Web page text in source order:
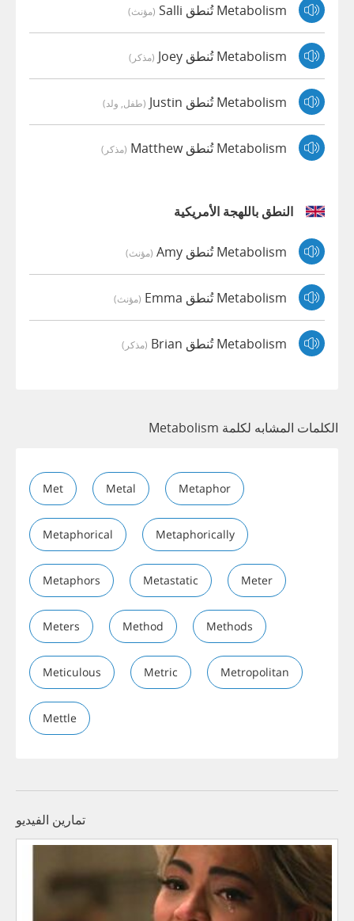
Metabolism تُنطق Salli (مؤنث)
Metabolism تُنطق Joey (مذكر)
Metabolism تُنطق Justin (طفل, ولد)
Metabolism تُنطق Matthew (مذكر)
النطق باللهجة الأمريكية
Metabolism تُنطق Amy (مؤنث)
Metabolism تُنطق Emma (مؤنث)
Metabolism تُنطق Brian (مذكر)
الكلمات المشابه لكلمة Metabolism
Met Metal Metaphor
Metaphorical Metaphorically
Metaphors Metastatic Meter
Meters Method Methods
Meticulous Metric Metropolitan
Mettle
تمارين الفيديو